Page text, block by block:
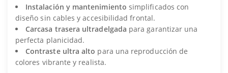
Instalación y mantenimiento simplificados con
diseño sin cables y accesibilidad frontal.
Carcasa trasera ultradelgada para garantizar una
perfecta planicidad.
Contraste ultra alto para una reproducción de
colores vibrante y realista.